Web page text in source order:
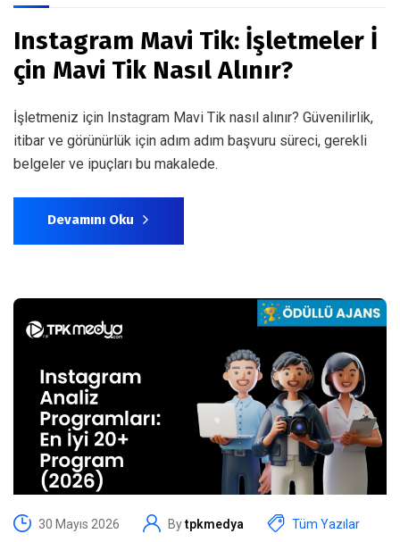
Instagram Mavi Tik: İşletmeler İ
çin Mavi Tik Nasıl Alınır?
İşletmeniz için Instagram Mavi Tik nasıl alınır? Güvenilirlik,
itibar ve görünürlük için adım adım başvuru süreci, gerekli
belgeler ve ipuçları bu makalede.
Devamını Oku
30 Mayıs 2026 Bytpkmedya Tüm Yazılar